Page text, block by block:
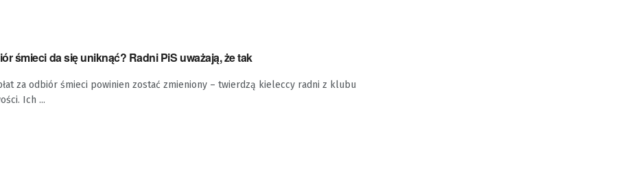
śmieci da się uniknąć? Radni PiS uważają, że tak
za odbiór śmieci powinien zostać zmieniony – twierdzą kieleccy radni z klubu
Ich ...